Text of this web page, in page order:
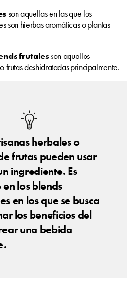
son aquellas en las que los
son hierbas aromáticas o plantas
frutalesson aquellos
frutas deshidratadas principalmente.
herbales o
frutas pueden usar
ingrediente. Es
los blends
en los que se busca
los beneficios del
una bebida